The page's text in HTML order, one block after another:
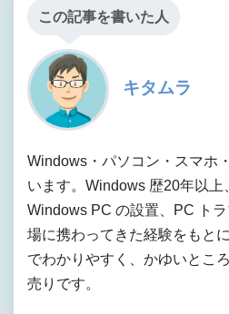
この記事を書いた人
キタムラ
Windows・パソコン・スマホ
います。Windows 歴20年以上
Windows PC の設置、PC ト
場に携わってきた経験をもと
でわかりやすく、かゆいとこ
売りです。